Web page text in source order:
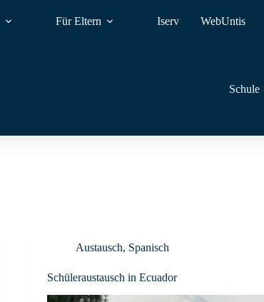
Für Eltern Iserv WebUntis
Schule
Austausch, Spanisch
Schüleraustausch in Ecuador